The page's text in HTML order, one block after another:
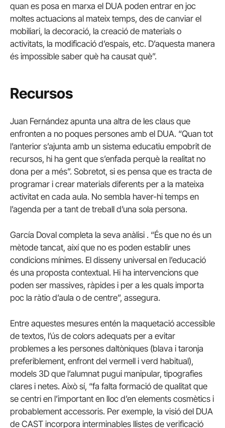
quan es posa en marxa el DUA poden entrar en joc
moltes actuacions al mateix temps, des de canviar el
mobiliari, la decoració, la creació de materials o
activitats, la modificació d’espais, etc. D’aquesta manera
és impossible saber què ha causat què”.
Recursos
Juan Fernández apunta una altra de les claus que
enfronten a no poques persones amb el DUA. “Quan tot
l’anterior s’ajunta amb un sistema educatiu empobrit de
recursos, hi ha gent que s’enfada perquè la realitat no
dona per a més”. Sobretot, si es pensa que es tracta de
programar i crear materials diferents per a la mateixa
activitat en cada aula. No sembla haver-hi temps en
l’agenda per a tant de treball d’una sola persona.
García Doval completa la seva anàlisi . “És que no és un
mètode tancat, així que no es poden establir unes
condicions mínimes. El disseny universal en l’educació
és una proposta contextual. Hi ha intervencions que
poden ser massives, ràpides i per a les quals importa
poc la ràtio d’aula o de centre”, assegura.
Entre aquestes mesures entén la maquetació accessible
de textos, l’ús de colors adequats per a evitar
problemes a les persones daltòniques (blava i taronja
preferiblement, enfront del vermell i verd habitual),
models 3D que l’alumnat pugui manipular, tipografies
clares i netes. Això sí, “fa falta formació de qualitat que
se centri en l’important en lloc d’en elements cosmètics i
probablement accessoris. Per exemple, la visió del DUA
de CAST incorpora interminables llistes de verificació